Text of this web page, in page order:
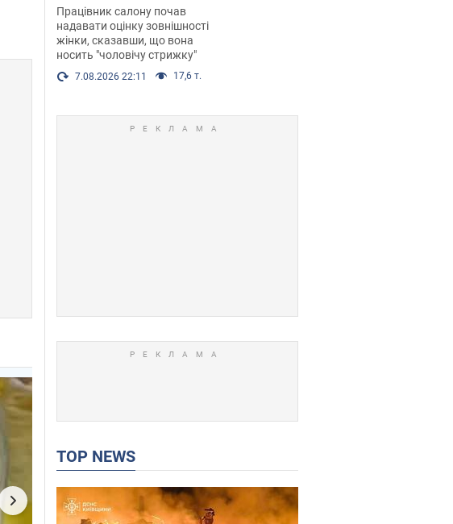
після хімієтерапії,
розгорівся скандал.
Фото
Працівник салону почав
надавати оцінку зовнішності
жінки, сказавши, що вона
носить "чоловічу стрижку"
7.08.2026 22:11 17,6 т.
TOP NEWS